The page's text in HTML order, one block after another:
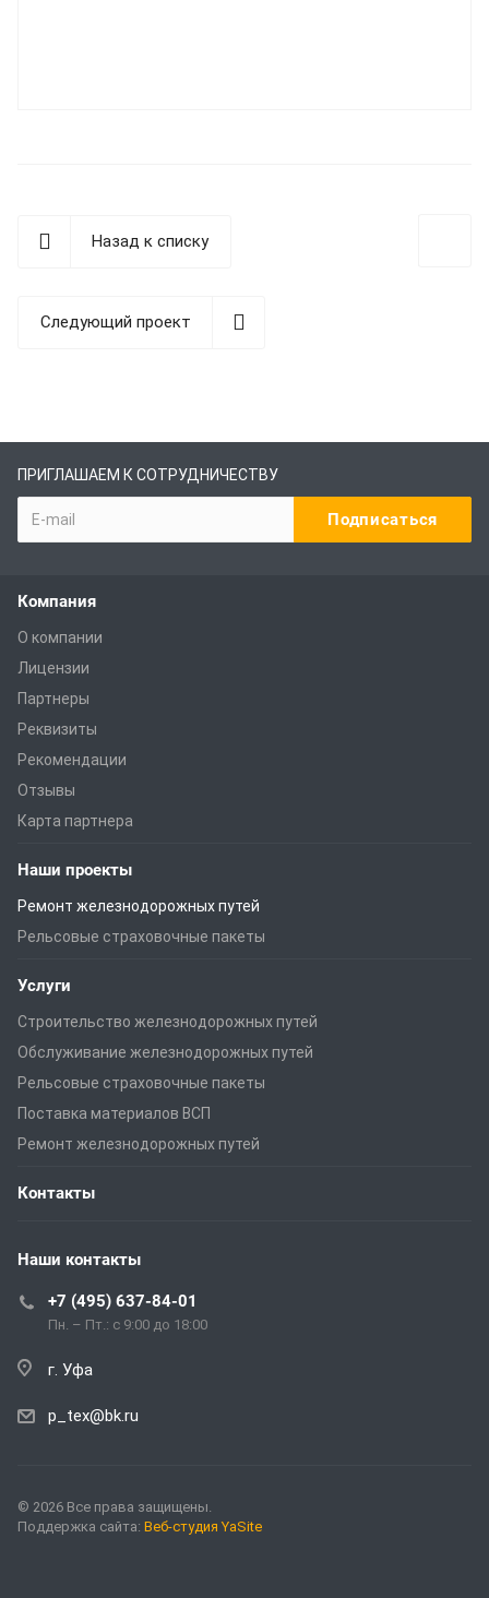
Назад к списку
Следующий проект
ПРИГЛАШАЕМ К СОТРУДНИЧЕСТВУ
Компания
О компании
Лицензии
Партнеры
Реквизиты
Рекомендации
Отзывы
Карта партнера
Наши проекты
Ремонт железнодорожных путей
Рельсовые страховочные пакеты
Услуги
Строительство железнодорожных путей
Обслуживание железнодорожных путей
Рельсовые страховочные пакеты
Поставка материалов ВСП
Ремонт железнодорожных путей
Контакты
Наши контакты
+7 (495) 637-84-01
Пн. – Пт.: с 9:00 до 18:00
г. Уфа
p_tex@bk.ru
© 2026 Все права защищены.
Поддержка сайта: Веб-студия YaSite